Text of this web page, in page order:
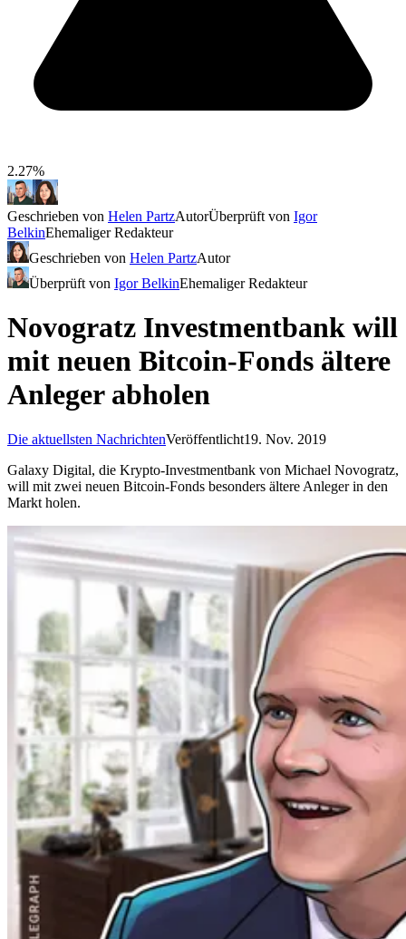
2.27%
Geschrieben von Helen PartzAutorÜberprüft von Igor
BelkinEhemaliger Redakteur
Geschrieben von Helen PartzAutor
Überprüft von Igor BelkinEhemaliger Redakteur
Novogratz Investmentbank will
mit neuen Bitcoin-Fonds ältere
Anleger abholen
Die aktuellsten NachrichtenVeröffentlicht19. Nov. 2019
Galaxy Digital, die Krypto-Investmentbank von Michael Novogratz,
will mit zwei neuen Bitcoin-Fonds besonders ältere Anleger in den
Markt holen.